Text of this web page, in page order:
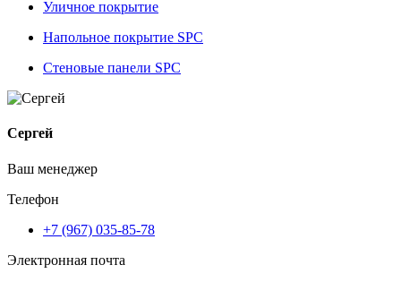
Уличное покрытие
Напольное покрытие SPC
Стеновые панели SPC
Сергей
Ваш менеджер
Телефон
+7 (967) 035-85-78
Электронная почта